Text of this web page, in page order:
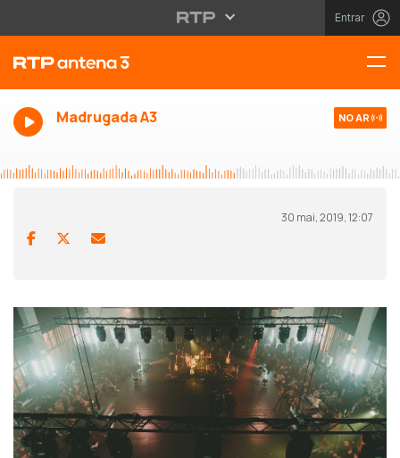
Entrar
Madrugada A3 NO AR
30 mai, 2019, 12:07